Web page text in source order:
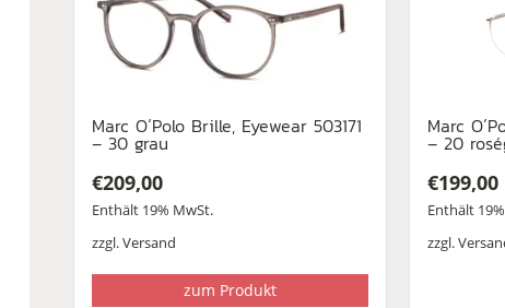
Marc O´Polo Brille, Eyewear 503171
– 30 grau
€209,00
Enthält 19% MwSt.
zzgl.Versand
zum Produkt
Marc
– 20
€199,00
Enthält
zzgl.